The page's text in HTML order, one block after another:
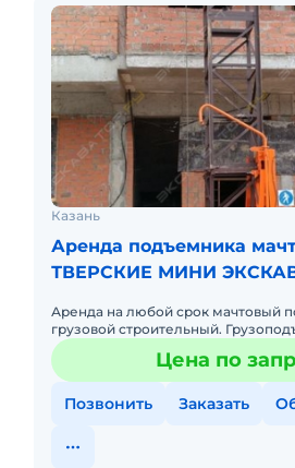
Казань
Аренда подъемника
ТВЕРСКИЕ МИНИ
Аренда на любой срок мачтовый
грузовой строительный.
Высота подъема - до 100 метров!
платформы,
Цена по
Позвонить Заказать